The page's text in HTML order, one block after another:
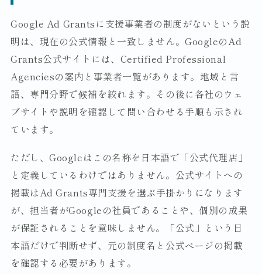
Google Ad Grantsに支援事業者の制度がないという説
明は、現在の公式情報と一致しません。GoogleのAd
Grants公式サイトには、Certified Professional
Agenciesの案内と事業者一覧があります。地域と言
語、専門分野で候補を絞れます。その後に各社のウェ
ブサイトや説明を確認して問い合わせる手順も示され
ています。
ただし、Googleはこの名称を日本語で「公式代理店」
と定義しているわけではありません。公式サイトへの
掲載はAd Grants専門支援を選ぶ手掛かりになります
が、担当者がGoogleの社員であることや、個別の成果
が保証されることを意味しません。「公式」という日
本語だけで判断せず、元の制度名と公式ページの掲載
を確認する必要があります。